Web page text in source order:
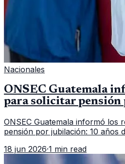
Nacionales
ONSEC Guatemala
para solicitar
ONSEC Guatemala informó los
pensión por jubilación: 10 años
importar edad.
18 jun 2026·1 min read